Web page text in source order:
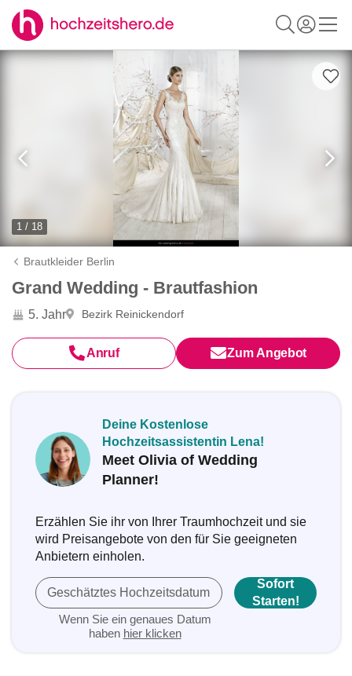
1 / 18
Brautkleider Berlin
Grand Wedding - Brautfashion
5. Jahr Bezirk Reinickendorf
Anruf Zum Angebot
Deine Kostenlose
Hochzeitsassistentin Lena!
Meet Olivia of Wedding
Planner!
Erzählen Sie ihr von Ihrer Traumhochzeit und sie
wird Preisangebote von den für Sie geeigneten
Anbietern einholen.
Geschätztes Hochzeitsdatum
Wenn Sie ein genaues Datum
haben hier klicken
Sofort
Starten!